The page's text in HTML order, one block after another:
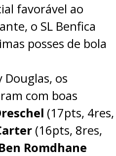
favorável ao
o SL Benfica
posses de bola
Douglas, os
com boas
(17pts, 4res,
(16pts, 8res,
Romdhane